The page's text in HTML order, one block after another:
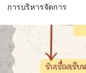
การบริหารจัดการ